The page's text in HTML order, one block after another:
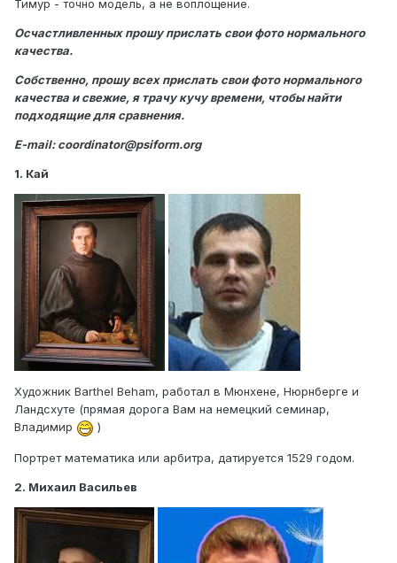
Тимур - точно модель, а не воплощение.
Осчастливленных прошу прислать свои фото нормального
качества.
Собственно, прошу всех прислать свои фото нормального
качества и свежие, я трачу кучу времени, чтобы найти
подходящие для сравнения.
E-mail: coordinator@psiform.org
1. Кай
Художник Barthel Beham, работал в Мюнхене, Нюрнберге и
Ландсхуте (прямая дорога Вам на немецкий семинар,
Владимир
)
Портрет математика или арбитра, датируется 1529 годом.
2. Михаил Васильев